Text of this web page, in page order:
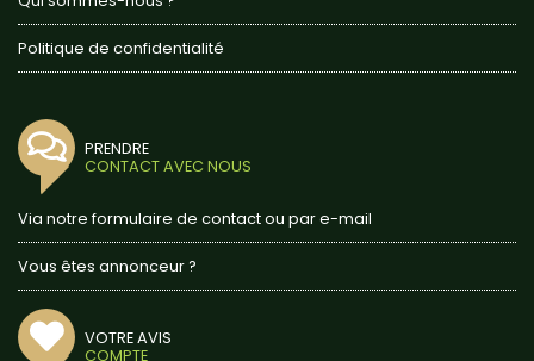
Politique de confidentialité
PRENDRE
CONTACT AVEC NOUS
Via notre formulaire de contact ou par e-mail
Vous êtes annonceur ?
VOTRE AVIS
COMPTE